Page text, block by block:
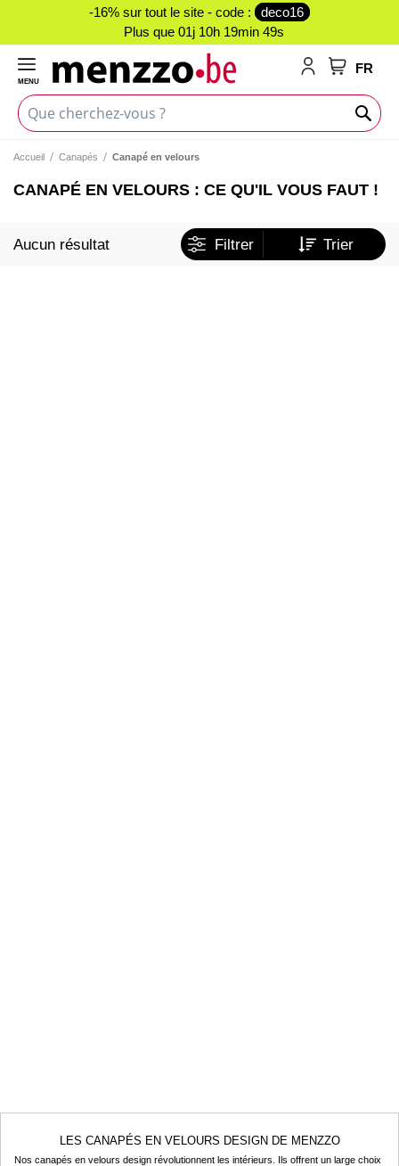
-16% sur tout le site - code :
deco16
Plus que 01j 10h 19min 49s
FR
MENU
Accueil Canapés Canapé en velours
CANAPÉ EN VELOURS : CE QU'IL VOUS FAUT !
Aucun résultat Filtrer Trier
LES CANAPÉS EN VELOURS DESIGN DE MENZZO
Nos canapés en velours design révolutionnent les intérieurs. Ils offrent un large choix